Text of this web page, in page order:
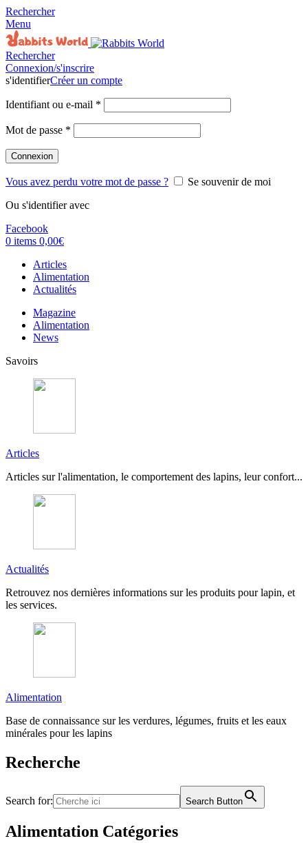
Rechercher
Menu
Rechercher
Connexion/s'inscrire
s'identifierCréer un compte
Identifiant ou e-mail *
Mot de passe *
Connexion
Vous avez perdu votre mot de passe ?
Se souvenir de moi
Ou s'identifier avec
Facebook
0 items 0,00€
Articles
Alimentation
Actualités
Magazine
Alimentation
News
Savoirs
Articles
Articles sur l'alimentation, le comportement des lapins, leur confort...
Actualités
Retrouvez nos dernières informations sur les produits pour lapin, et
les services.
Alimentation
Base de connaissance sur les verdures, légumes, fruits et les eaux
minérales pour les lapins
Recherche
Search for: Search Button
Alimentation Catégories